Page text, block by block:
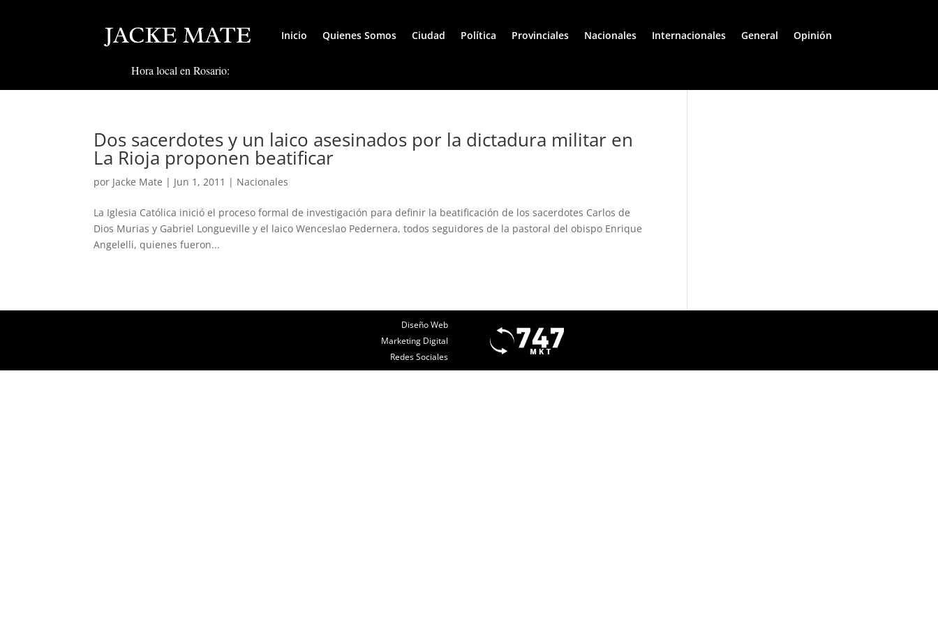
Inicio Quienes Somos Ciudad Política Provinciales Nacionales Internacionales General Opinión
Hora local en Rosario:
Dos sacerdotes y un laico asesinados por la dictadura militar en
La Rioja proponen beatificar
por Jacke Mate | Jun 1, 2011 | Nacionales
La Iglesia Católica inició el proceso formal de investigación para definir la beatificación de los sacerdotes Carlos de
Dios Murias y Gabriel Longueville y el laico Wenceslao Pedernera, todos seguidores de la pastoral del obispo Enrique
Angelelli, quienes fueron...
Diseño Web
Marketing Digital
Redes Sociales